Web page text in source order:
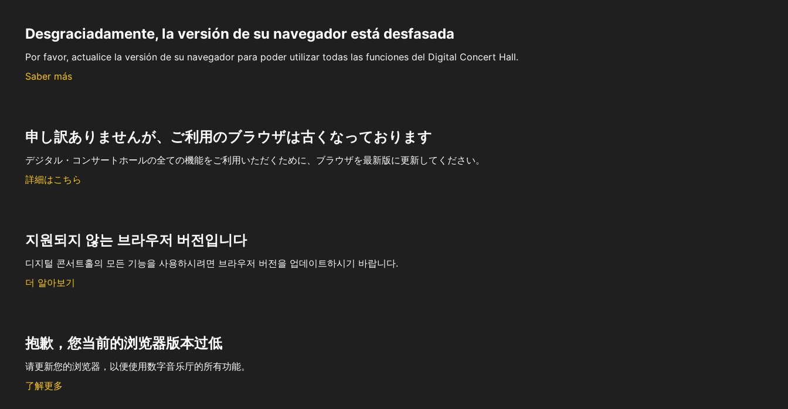
Desgraciadamente, la versión de su navegador está desfasada
Por favor, actualice la versión de su navegador para poder utilizar todas las funciones del Digital Concert Hall.
Saber más
申し訳ありませんが、ご利用のブラウザは古くなっております
デジタル・コンサートホールの全ての機能をご利用いただくために、ブラウザを最新版に更新してください。
詳細はこちら
지원되지 않는 브라우저 버전입니다
디지털 콘서트홀의 모든 기능을 사용하시려면 브라우저 버전을 업데이트하시기 바랍니다.
더 알아보기
抱歉，您当前的浏览器版本过低
请更新您的浏览器，以便使用数字音乐厅的所有功能。
了解更多